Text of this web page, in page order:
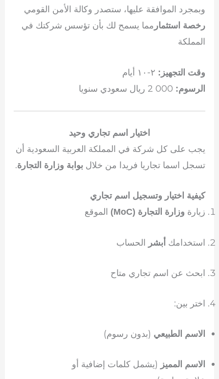
وبمجرد الموافقة عليها، ستصدر وكالة الأمن القومي
رخصة استثمار مما يسمح لك بأن تؤسس شركتك في
المملكة
وقت التجهيز:
الرسوم:
اختيار اسم تجاري وحيد
يجب على كل شركة في المملكة العربية السعودية أن
تسجل اسما تجاريا فريدا من خلالبوابة وزارة التجارة.
كيفية اختيار وتسجيل اسم تجاري
زيارة وزارة التجارة (MoC) الموقع
استخدامكأبشر الحساب
ابحث عن اسم تجاري متاح
اختر بين:
الاسم الطبيعي (بدون رسوم)
الاسم المميز (يشمل كلمات إضافية أو